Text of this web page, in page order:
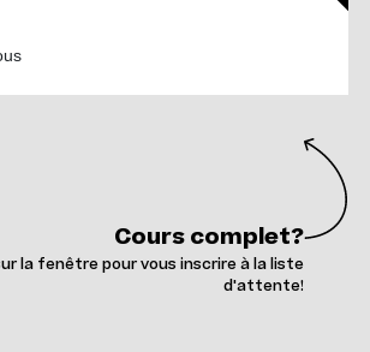
Cours complet?
la fenêtre pour vous inscrire à la liste
d'attente!